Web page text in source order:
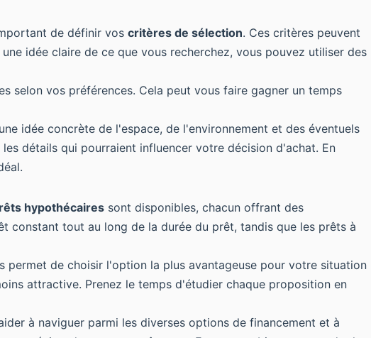
de définir vos critères de sélection. Ces critères peuvent
idée claire de ce que vous recherchez, vous pouvez utiliser des
selon vos préférences. Cela peut vous faire gagner un temps
idée concrète de l'espace, de l'environnement et des éventuels
détails qui pourraient influencer votre décision d'achat. En
hypothécaires sont disponibles, chacun offrant des
constant tout au long de la durée du prêt, tandis que les prêts à
de choisir l'option la plus avantageuse pour votre situation
attractive. Prenez le temps d'étudier chaque proposition en
à naviguer parmi les diverses options de financement et à